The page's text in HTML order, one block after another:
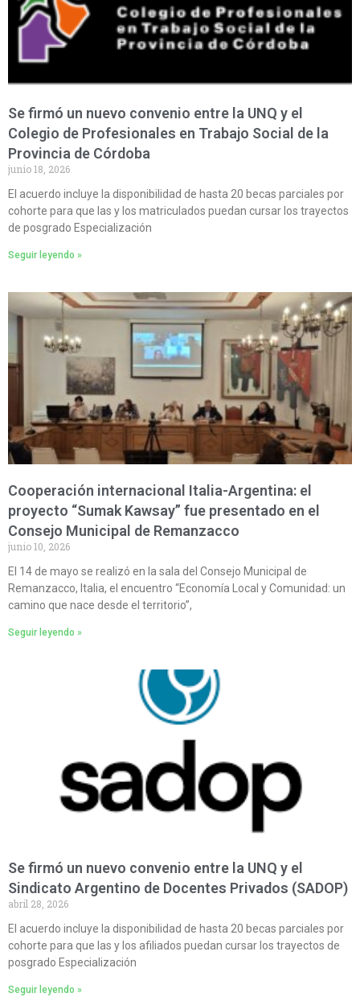
Se firmó un nuevo convenio entre la UNQ y el
Colegio de Profesionales en Trabajo Social de la
Provincia de Córdoba
junio 18, 2026
El acuerdo incluye la disponibilidad de hasta 20 becas parciales por
cohorte para que las y los matriculados puedan cursar los trayectos
de posgrado Especialización
Seguir leyendo »
Cooperación internacional Italia-Argentina: el
proyecto “Sumak Kawsay” fue presentado en el
Consejo Municipal de Remanzacco
junio 10, 2026
El 14 de mayo se realizó en la sala del Consejo Municipal de
Remanzacco, Italia, el encuentro “Economía Local y Comunidad: un
camino que nace desde el territorio”,
Seguir leyendo »
Se firmó un nuevo convenio entre la UNQ y el
Sindicato Argentino de Docentes Privados (SADOP)
abril 28, 2026
El acuerdo incluye la disponibilidad de hasta 20 becas parciales por
cohorte para que las y los afiliados puedan cursar los trayectos de
posgrado Especialización
Seguir leyendo »